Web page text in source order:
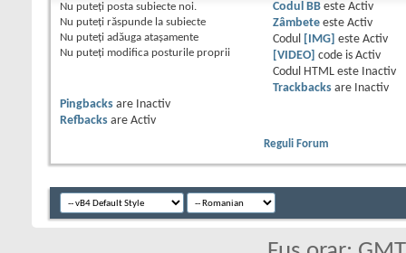
Nu puteţi posta subiecte noi.
Nu puteţi răspunde la subiecte
Nu puteţi adăuga ataşamente
Nu puteţi modifica posturile proprii
Codul BBeste Activ
Zâmbeteeste Activ
Codul
[IMG] este Activ
[VIDEO]
code is Activ
Codul HTML este
Inactiv
Trackbacksare
Inactiv
Pingbacks are
Inactiv
Refbacks are Activ
Reguli Forum